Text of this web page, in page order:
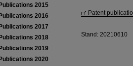
2015
2016
2017
2018
2019
2020
Patent
Stand: 20210610